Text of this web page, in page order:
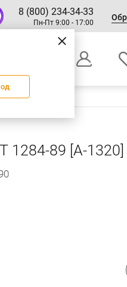
8 (800) 234-34-33
Пн-Пт 9:00 - 17:00
1284-89 [А-1320]